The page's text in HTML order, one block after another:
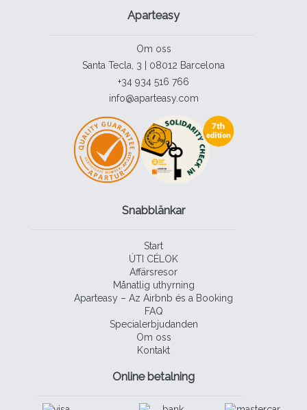
Aparteasy
Om oss
Santa Tecla, 3 | 08012 Barcelona
+34 934 516 766
info@aparteasy.com
Snabblänkar
Start
ÚTI CÉLOK
Affärsresor
Månatlig uthyrning
Aparteasy – Az Airbnb és a Booking
FAQ
Specialerbjudanden
Om oss
Kontakt
Online betalning